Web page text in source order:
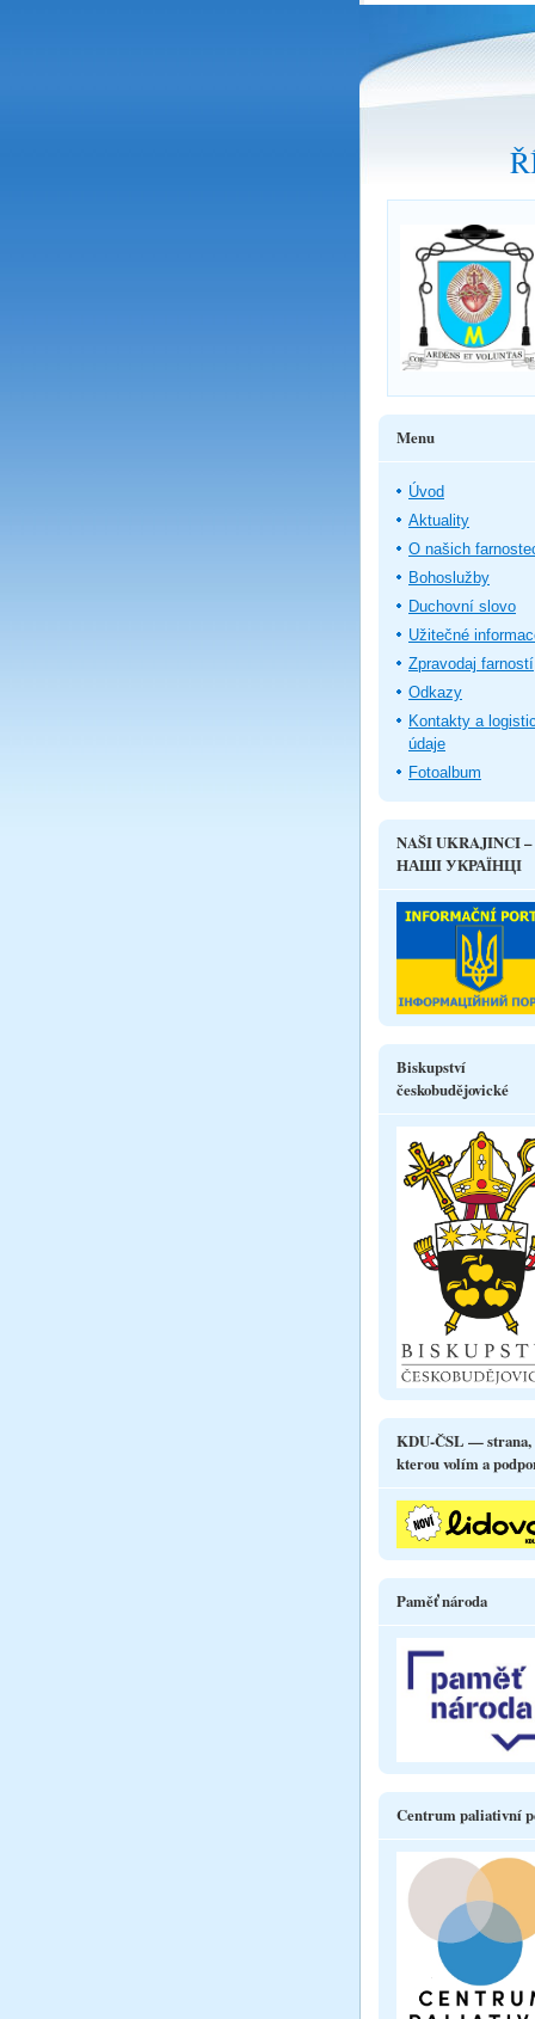
Menu
Úvod
Aktuality
O našich
Bohoslužby
Duchovní slovo
Užitečné
Zpravodaj farností
Odkazy
Kontakty a
údaje
Fotoalbum
NAŠI UKRAJINCI –
НАШІ УКРАЇНЦІ
Biskupství
českobudějovické
KDU-ČSL — strana,
kterou volím a
Paměť národa
Centrum paliativní